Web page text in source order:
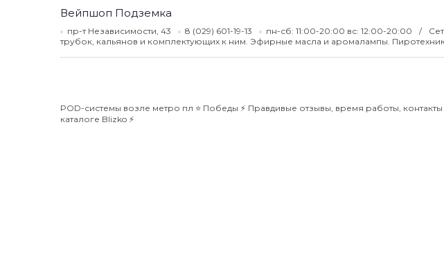
Вейпшоп Подземка
пр-т Независимости, 43 8 (029) 601-19-13 пн-сб: 11:00-20:00 вс: 12:00-20:00
трубок, кальянов и комплектующих к ним. Эфирные масла и аромалампы.
POD-системы возле метро пл ⭐️ Победы ⚡️ Правдивые отзывы, время работы,
каталоге Blizko ⚡️